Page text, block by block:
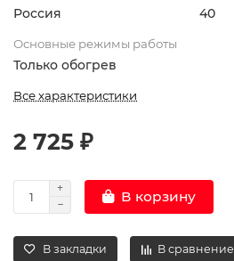
Россия 40
Основные режимы работы
Только обогрев
Все характеристики
2 725 ₽
В корзину
В закладки В сравнение